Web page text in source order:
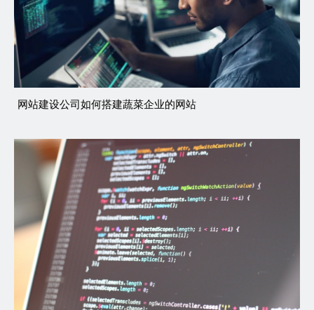
网站建设公司如何搭建蔬菜企业的网站